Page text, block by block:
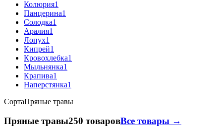
Колюрия1
Панцерина1
Солодка1
Аралия1
Лопух1
Кипрей1
Кровохлебка1
Мыльнянка1
Крапива1
Наперстянка1
СортаПряные травы
Пряные травы250 товаровВсе товары →